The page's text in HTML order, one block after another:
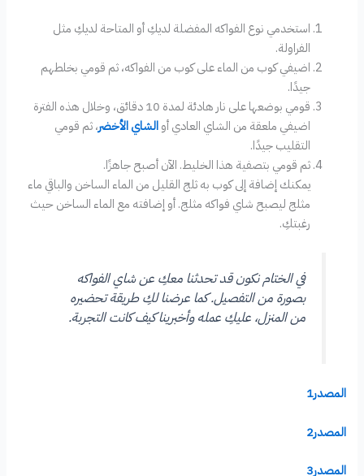
‏استخدمي نوع الفواكه المفضلة لديكِ أو المتاحة لديكِ مثل
الفراولة.
اضيفي كوب من الماء على كوب من الفواكه، ثم قومي بخلطهم
جيدًا.
‏قومي بوضعها على نار هادئة لمدة 10 دقائق، وخلال هذه الفترة
اضيفي ملعقة من الشاي العادي أوالشاي الأخضر، ثم قومي
التقليب جيدًا.
ثم قومي بتصفية هذا الخليط. الآن أصبح جاهزًا.
‏يمكنك إضافة إلى كوب به ثلج القليل من الماء الساخن والباقي ماء
مثلج ليصبح شاي فواكه مثلج. أو إضافته مع الماء الساخن حيث
رغبتكِ.
في الختام نكون قد تحدثنا معكِ عن شاي الفواكه
بصورة من التفصيل. كما عرضنا لكِ طريقة تحضيره
من المنزل، عليكِ عمله وأخبرينا كيف كانت التجربة.
المصدر1
المصدر2
المصدر3